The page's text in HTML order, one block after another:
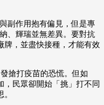
副作用抱有偏見，但是專
、輝瑞並無差異。要對抗
牌，並盡快接種，才能有效
搶打疫苗的恐慌。但如
，民眾卻開始「挑」打不同